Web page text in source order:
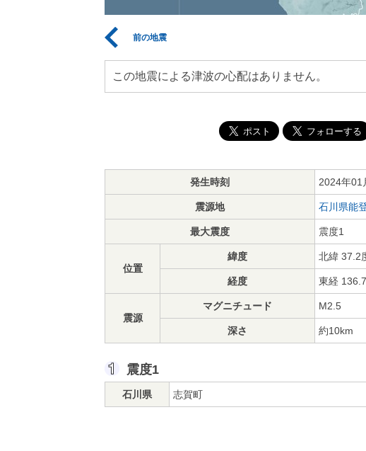
前の地震
この地震による津波の心配はありません。
発生時刻 2024年01
震源地 石川県能
最大震度 震度1
位置
緯度 北緯 37.2
経度 東経
震源
マグニチュード M2.5
深さ 約10km
震度1
石川県 志賀町